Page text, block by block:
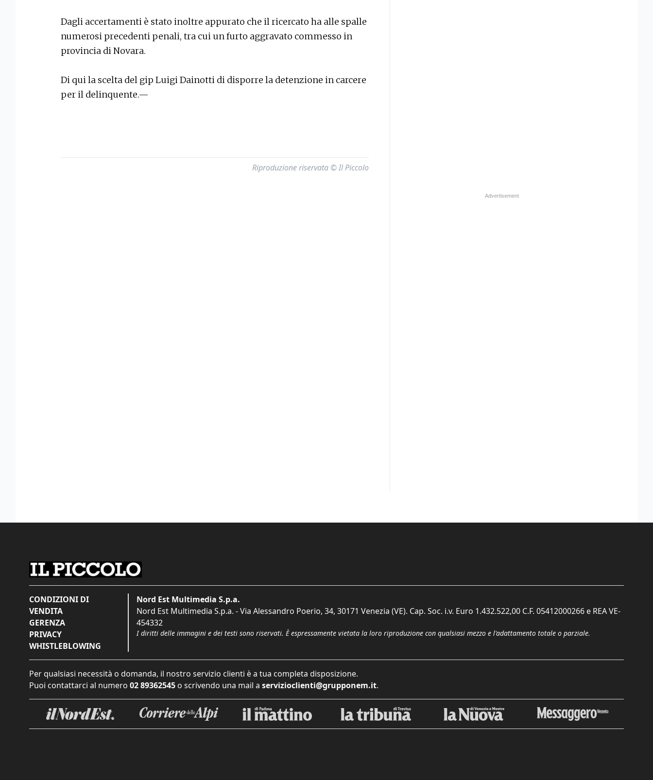
Dagli accertamenti è stato inoltre appurato che il ricercato ha alle spalle
numerosi precedenti penali, tra cui un furto aggravato commesso in
provincia di Novara.
Di qui la scelta del gip Luigi Dainotti di disporre la detenzione in carcere
per il delinquente.—
Riproduzione riservata © Il Piccolo
CONDIZIONI DI
VENDITA
GERENZA
PRIVACY
WHISTLEBLOWING
Nord Est Multimedia S.p.a.
Nord Est Multimedia S.p.a. - Via Alessandro Poerio, 34, 30171 Venezia (VE). Cap. Soc. i.v. Euro 1.432.522,00 C.F. 05412000266 e REA VE-
454332
I diritti delle immagini e dei testi sono riservati. È espressamente vietata la loro riproduzione con qualsiasi mezzo e l'adattamento totale o parziale.
Per qualsiasi necessità o domanda, il nostro servizio clienti è a tua completa disposizione.
Puoi contattarci al numero 02 89362545 o scrivendo una mail a servizioclienti@grupponem.it.